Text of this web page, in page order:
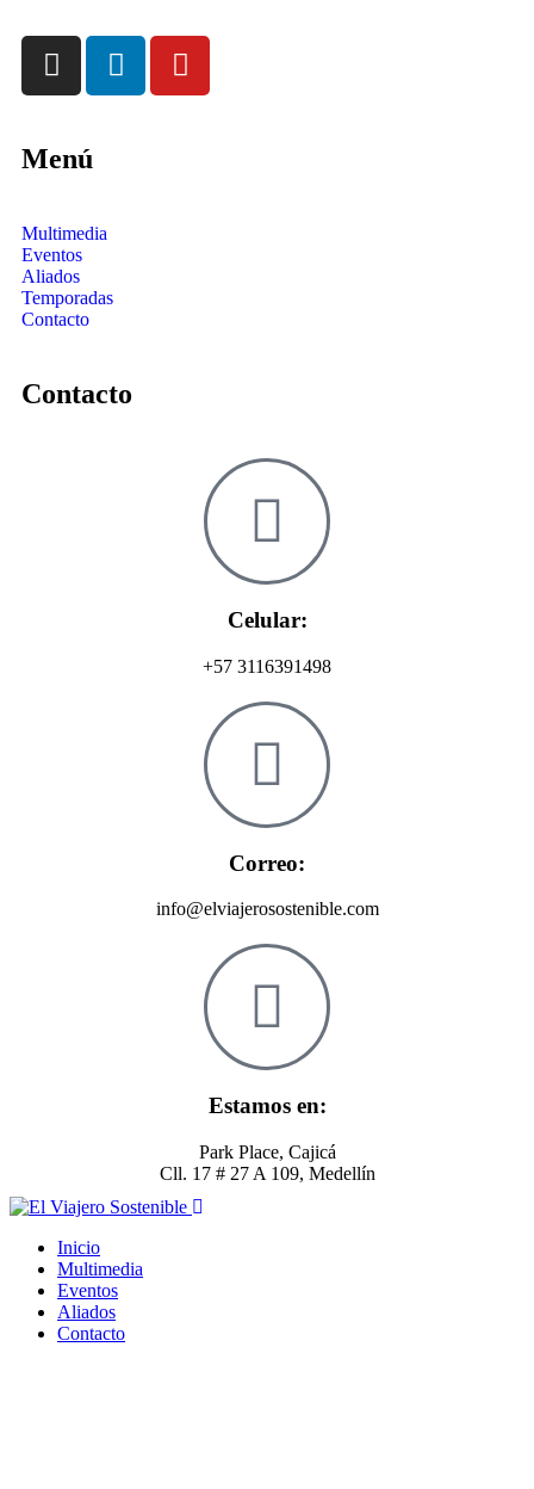
Menú
Multimedia
Eventos
Aliados
Temporadas
Contacto
Contacto
Celular:
+57 3116391498
Correo:
info@elviajerosostenible.com
Estamos en:
Park Place, Cajicá
Cll. 17 # 27 A 109, Medellín
Inicio
Multimedia
Eventos
Aliados
Contacto